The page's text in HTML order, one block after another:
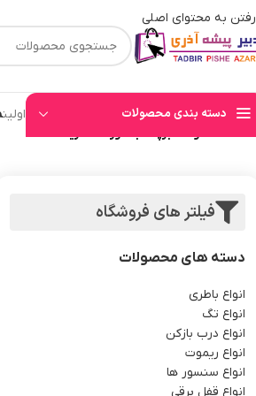
رفتن به محتوای اصلی
⚡قیمت های وب سایت بروز میباشند⚡ با توجه به
دسته بندی محصولات اولین
خانه/محصولات برچسب خورده “خرید تگ”
فیلتر های فروشگاه
دسته های محصولات
انواع باطری
انواع تگ
انواع درب بازکن
انواع ریموت
انواع سنسور ها
انواع قفل برقی